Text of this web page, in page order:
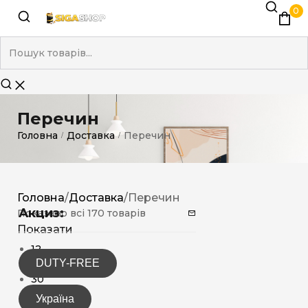
0
Перечин
Головна / Доставка / Перечин
Акциз:
DUTY-FREE
Україна
Головна/Доставка/Перечин
Показано всі 170 товарів
Показати
12
15
30